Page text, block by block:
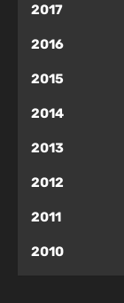
2017
2016
2015
2014
2013
2012
2011
2010